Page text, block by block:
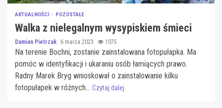
AKTUALNOŚCI POZOSTAŁE
Walka z nielegalnym wysypiskiem śmieci
Damian Pietrzak 6 marca 2023 1075
Na terenie Bochni, zostanie zainstalowana fotopułapka. Ma
pomóc w identyfikacji i ukaraniu osób łamiących prawo.
Radny Marek Bryg wnioskował o zainstalowanie kilku
fotopułapek w różnych... Czytaj dalej